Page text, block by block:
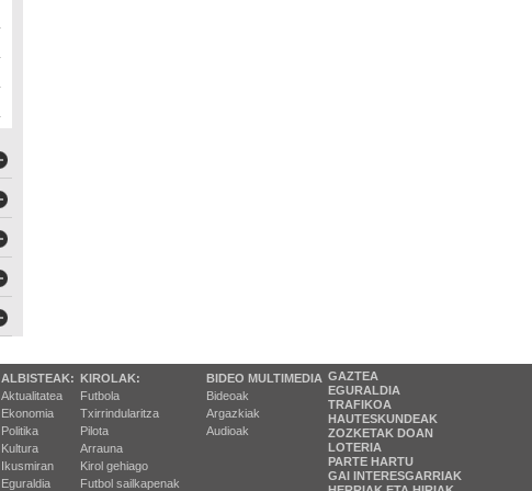
ALBISTEAK:
Aktualitatea
Ekonomia
Politika
Kultura
Ikusmiran
Eguraldia
KIROLAK:
Futbola
Txirrindularitza
Pilota
Arrauna
Kirol gehiago
Futbol sailkapenak
BIDEO MULTIMEDIA
Bideoak
Argazkiak
Audioak
GAZTEA
EGURALDIA
TRAFIKOA
HAUTESKUNDEAK
ZOZKETAK DOAN
LOTERIA
PARTE HARTU
GAI INTERESGARRIAK